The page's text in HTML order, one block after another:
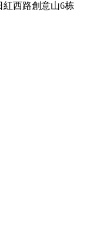
西路創意山6栋